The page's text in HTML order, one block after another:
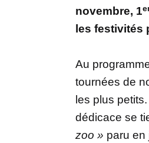
novembre, 1
les festivités
Au
tournées de
les plus
dédicace se
zoo » paru en